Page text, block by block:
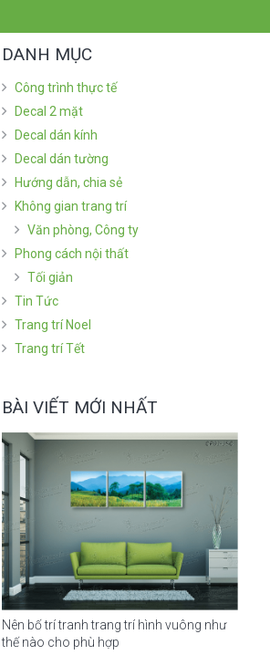
DANH MỤC
Công trình thực tế
Decal 2 mặt
Decal dán kính
Decal dán tường
Hướng dẫn, chia sẻ
Không gian trang trí
Văn phòng, Công ty
Phong cách nội thất
Tối giản
Tin Tức
Trang trí Noel
Trang trí Tết
BÀI VIẾT MỚI NHẤT
Nên bố trí tranh trang trí hình vuông như
thế nào cho phù hợp